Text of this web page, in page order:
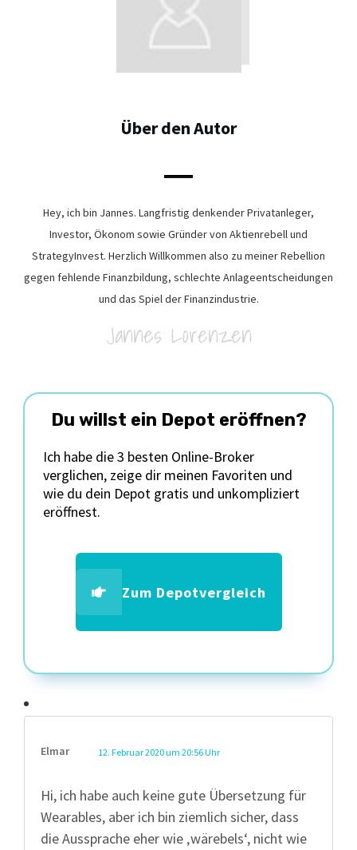
Über den Autor
Hey, ich bin Jannes. Langfristig denkender Privatanleger,
Investor, Ökonom sowie Gründer von Aktienrebell und
StrategyInvest. Herzlich Willkommen also zu meiner Rebellion
gegen fehlende Finanzbildung, schlechte Anlageentscheidungen
und das Spiel der Finanzindustrie.
Jannes Lorenzen
Du willst ein Depot eröffnen?
Ich habe die 3 besten Online-Broker
verglichen, zeige dir meinen Favoriten und
wie du dein Depot gratis und unkompliziert
eröffnest.
Zum Depotvergleich
Elmar 12. Februar 2020 um 20:56 Uhr
Hi, ich habe auch keine gute Übersetzung für
Wearables, aber ich bin ziemlich sicher, dass
die Aussprache eher wie ‚wärebels‘, nicht wie